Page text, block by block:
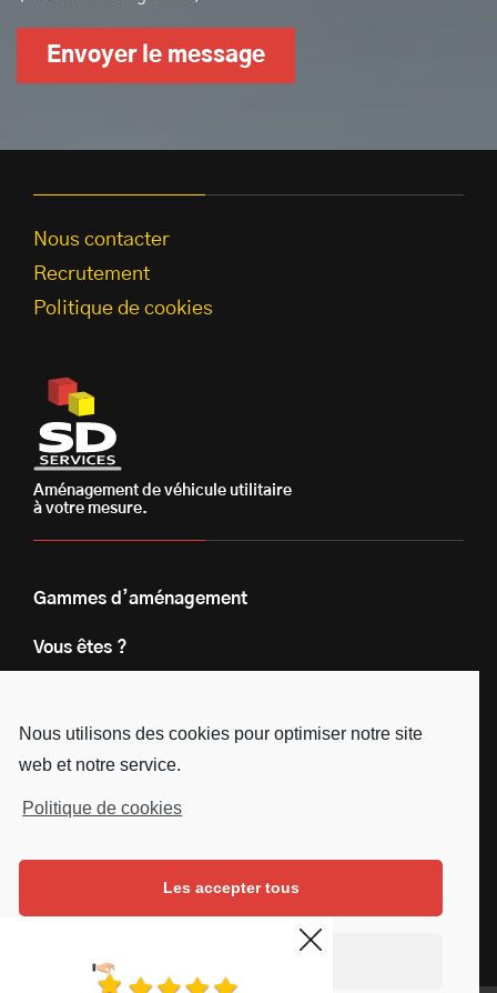
Nous utilisons des cookies pour optimiser notre site
web et notre service.
Politique de cookies
Les accepter tous
Envoyer le message
Nous contacter
Recrutement
Politique de cookies
Aménagement de véhicule utilitaire
à votre mesure.
Gammes d’aménagement
Vous êtes ?
Le groupe
Instagram
Linkedin
Youtube